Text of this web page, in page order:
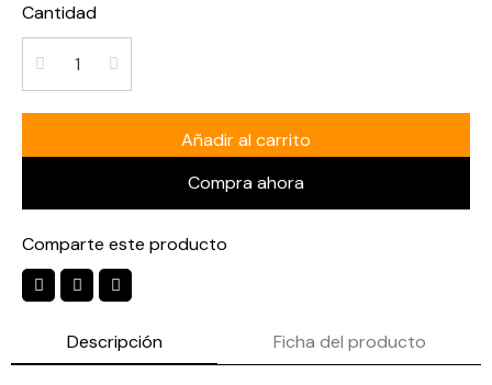
Cantidad
Añadir al carrito
Compra ahora
Comparte este producto
Descripción Ficha del producto